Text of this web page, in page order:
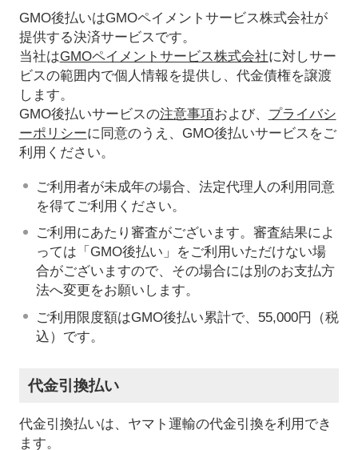
GMO後払いはGMOペイメントサービス株式会社が
提供する決済サービスです。
当社はGMOペイメントサービス株式会社に対しサー
ビスの範囲内で個人情報を提供し、代金債権を譲渡
します。
GMO後払いサービスの注意事項および、 プライバシ
ーポリシーに同意のうえ、GMO後払いサービスをご
利用ください。
ご利用者が未成年の場合、法定代理人の利用同意
を得てご利用ください。
ご利用にあたり審査がございます。審査結果によ
っては「GMO後払い」をご利用いただけない場
合がございますので、その場合には別のお支払方
法へ変更をお願いします。
ご利用限度額はGMO後払い累計で、55,000円（税
込）です。
代金引換払い
代金引換払いは、ヤマト運輸の代金引換を利用でき
ます。